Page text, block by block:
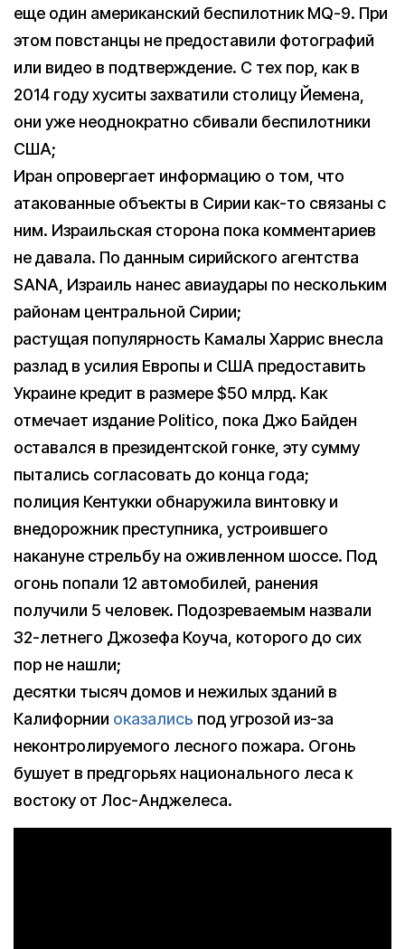
еще один американский беспилотник MQ-9. При
этом повстанцы не предоставили фотографий
или видео в подтверждение. С тех пор, как в
2014 году хуситы захватили столицу Йемена,
они уже неоднократно сбивали беспилотники
США;
Иран опровергает информацию о том, что
атакованные объекты в Сирии как-то связаны с
ним. Израильская сторона пока комментариев
не давала. По данным сирийского агентства
SANA, Израиль нанес авиаудары по нескольким
районам центральной Сирии;
растущая популярность Камалы Харрис внесла
разлад в усилия Европы и США предоставить
Украине кредит в размере $50 млрд. Как
отмечает издание Politico, пока Джо Байден
оставался в президентской гонке, эту сумму
пытались согласовать до конца года;
полиция Кентукки обнаружила винтовку и
внедорожник преступника, устроившего
накануне стрельбу на оживленном шоссе. Под
огонь попали 12 автомобилей, ранения
получили 5 человек. Подозреваемым назвали
32-летнего Джозефа Коуча, которого до сих
пор не нашли;
десятки тысяч домов и нежилых зданий в
Калифорнии оказались под угрозой из-за
неконтролируемого лесного пожара. Огонь
бушует в предгорьях национального леса к
востоку от Лос-Анджелеса.